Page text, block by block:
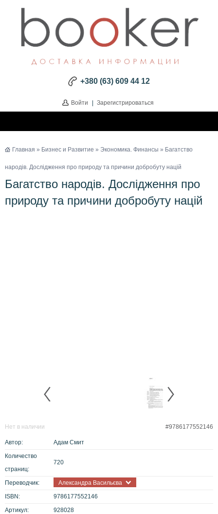
+380 (63) 609 44 12
Войти | Зарегистрироваться
Главная » Бизнес и Развитие » Экономика. Финансы » Багатство
народів. Дослідження про природу та причини добробуту націй
Багатство народів. Дослідження про
природу та причини добробуту націй
#9786177552146
Нет в наличии
Автор:
Адам Смит
Количество
страниц:
720
Переводчик:
Александра Васильєва
ISBN:
9786177552146
Артикул:
928028